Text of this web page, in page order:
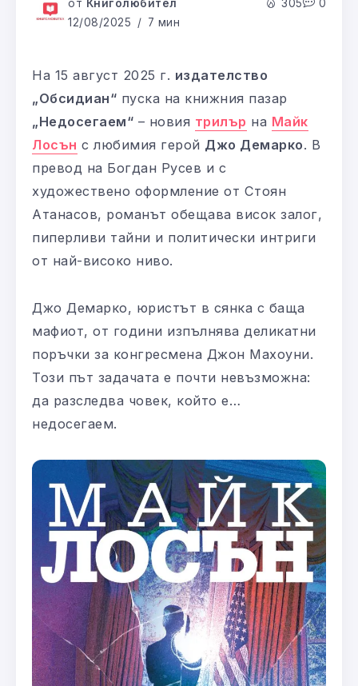
от Книголюбител
12/08/2025
7 мин
305 0
На 15 август 2025 г. издателство
„Обсидиан“ пуска на книжния пазар
„Недосегаем“ – новия трилър на Майк
Лосън с любимия герой Джо Демарко. В
превод на Богдан Русев и с
художествено оформление от Стоян
Атанасов, романът обещава висок залог,
пиперливи тайни и политически интриги
от най-високо ниво.
Джо Демарко, юристът в сянка с баща
мафиот, от години изпълнява деликатни
поръчки за конгресмена Джон Махоуни.
Този път задачата е почти невъзможна:
да разследва човек, който е…
недосегаем.